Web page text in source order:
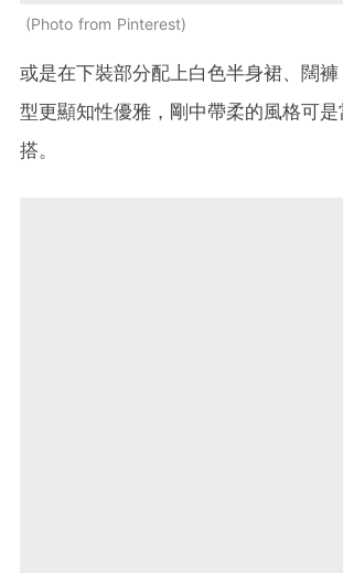
Photo from Pinterest
或是在下裝部分配上白色半身裙、闊
型更顯知性優雅，剛中帶柔的風格可
搭。